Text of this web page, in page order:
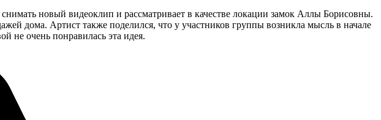
новый видеоклип и рассматривает в качестве локации замок Аллы Борисовны.
дома. Артист также поделился, что у участников группы возникла мысль в начале
не очень понравилась эта идея.